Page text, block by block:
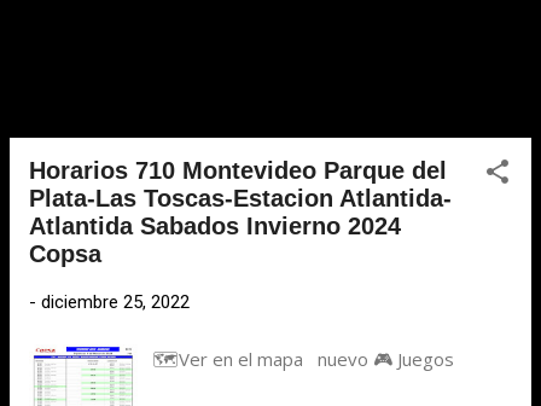
Horarios 710 Montevideo Parque del
Plata-Las Toscas-Estacion Atlantida-
Atlantida Sabados Invierno 2024
Copsa
- diciembre 25, 2022
🗺️Ver en el mapa nuevo 🎮 Juegos